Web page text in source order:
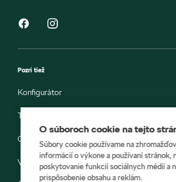
Pozri tiež
Konfigurátor
Testovacia jazda
Objednávka do servisu
Vozidlá ihneď k odberu
O súboroch cookie na tejto
Súbory cookie používame na
informácií o výkone a používaní stránok,
poskytovanie funkcií sociálnych médií a
prispôsobenie obsahu a reklám.